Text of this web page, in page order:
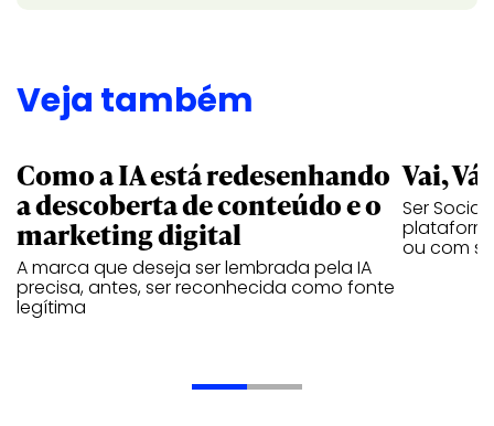
Veja também
Como a IA está redesenhando
a descoberta de conteúdo e o
marketing digital
A marca que deseja ser lembrada pela IA
precisa, antes, ser reconhecida como fonte
legítima
Vai,
Ser
ou com